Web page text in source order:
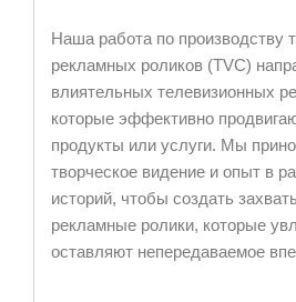
Наша работа по производству
рекламных роликов (TVC)
влиятельных телевизионных
которые эффективно
продукты или услуги. Мы
творческое видение и опыт в
историй, чтобы создать
рекламные ролики, которые
оставляют непередаваемое